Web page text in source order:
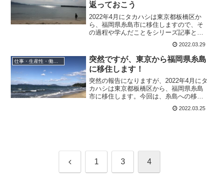
返っておこう
2022年4月にタカハシは東京都板橋区か
ら、福岡県糸島市に移住しますので、そ
の過程や学んだことをシリーズ記事とし
住検討から引越しまでのスケジュール全
体を振り返っておこうと思います。
2022.03.29
仕事・生産性・働き方
突然ですが、東京から福岡県糸島
に移住します！
突然の報告になりますが、2022年4月にタ
カハシは東京都板橋区から、福岡県糸島
市に移住します。今回は、糸島への移住
するよ報告ということで、糸島につい
て、移住を考えたきっかけや検討したこ
2022.03.25
前 1 3 4